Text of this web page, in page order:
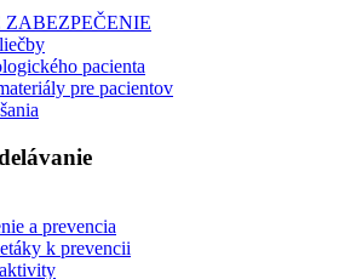
ZABEZPEČENIE
pacienta
pre pacientov
a prevencia
k prevencii